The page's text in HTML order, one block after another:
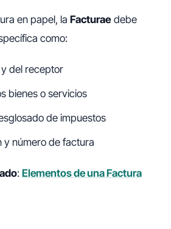
en papel, la Facturae debe
como:
del receptor
bienes o servicios
de impuestos
y número de factura
: Elementos de una Factura